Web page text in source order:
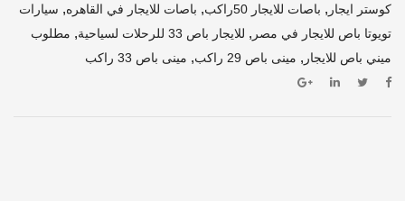
كوستر ايجار , باصات للايجار 50راكب , باصات للايجار في القاهره, سيارات
تويوتا باص للايجار في مصر , للايجار باص 33 للرحلات لسياحية , مطلوب
ميني باص للايجار , مينى باص 29 راكب , مينى باص 33 راكب